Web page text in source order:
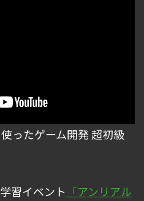
ったゲーム開発 超初級
習イベント 「アンリアル